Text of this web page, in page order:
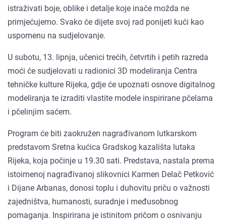
istraživati boje, oblike i detalje koje inače možda ne
primjećujemo. Svako će dijete svoj rad ponijeti kući kao
uspomenu na sudjelovanje.
U subotu, 13. lipnja, učenici trećih, četvrtih i petih razreda
moći će sudjelovati u radionici 3D modeliranja Centra
tehničke kulture Rijeka, gdje će upoznati osnove digitalnog
modeliranja te izraditi vlastite modele inspirirane pčelama
i pčelinjim saćem.
Program će biti zaokružen nagrađivanom lutkarskom
predstavom Sretna kućica Gradskog kazališta lutaka
Rijeka, koja počinje u 19.30 sati. Predstava, nastala prema
istoimenoj nagrađivanoj slikovnici Karmen Delač Petković
i Dijane Arbanas, donosi toplu i duhovitu priču o važnosti
zajedništva, humanosti, suradnje i međusobnog
pomaganja. Inspirirana je istinitom pričom o osnivanju